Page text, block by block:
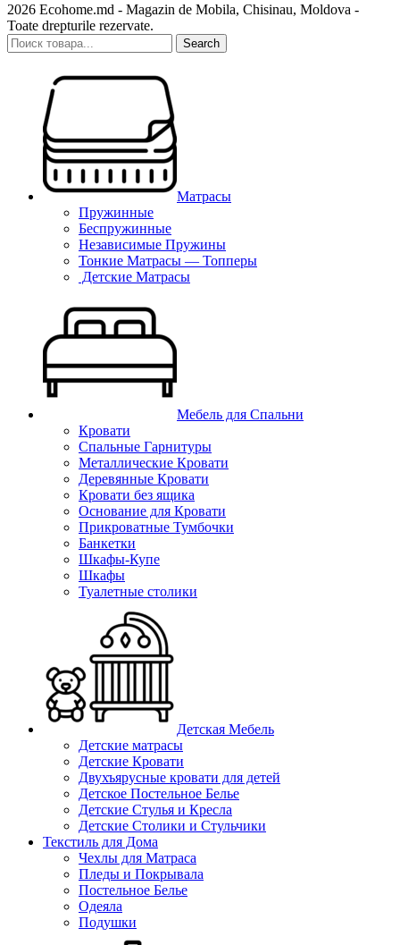
2026 Ecohome.md - Magazin de Mobila, Chisinau, Moldova -
Toate drepturile rezervate.
Search
Матрасы
Пружинные
Беспружинные
Независимые Пружины
Тонкие Матрасы — Топперы
Детские Матрасы
Мебель для Спальни
Кровати
Спальные Гарнитуры
Металлические Кровати
Деревянные Кровати
Кровати без ящика
Основание для Кровати
Прикроватные Тумбочки
Банкетки
Шкафы-Купе
Шкафы
Туалетные столики
Детская Мебель
Детские матрасы
Детские Кровати
Двухъярусные кровати для детей
Детское Постельное Белье
Детские Стулья и Кресла
Детские Столики и Стульчики
Текстиль для Дома
Чехлы для Матраса
Пледы и Покрывала
Постельное Белье
Одеяла
Подушки